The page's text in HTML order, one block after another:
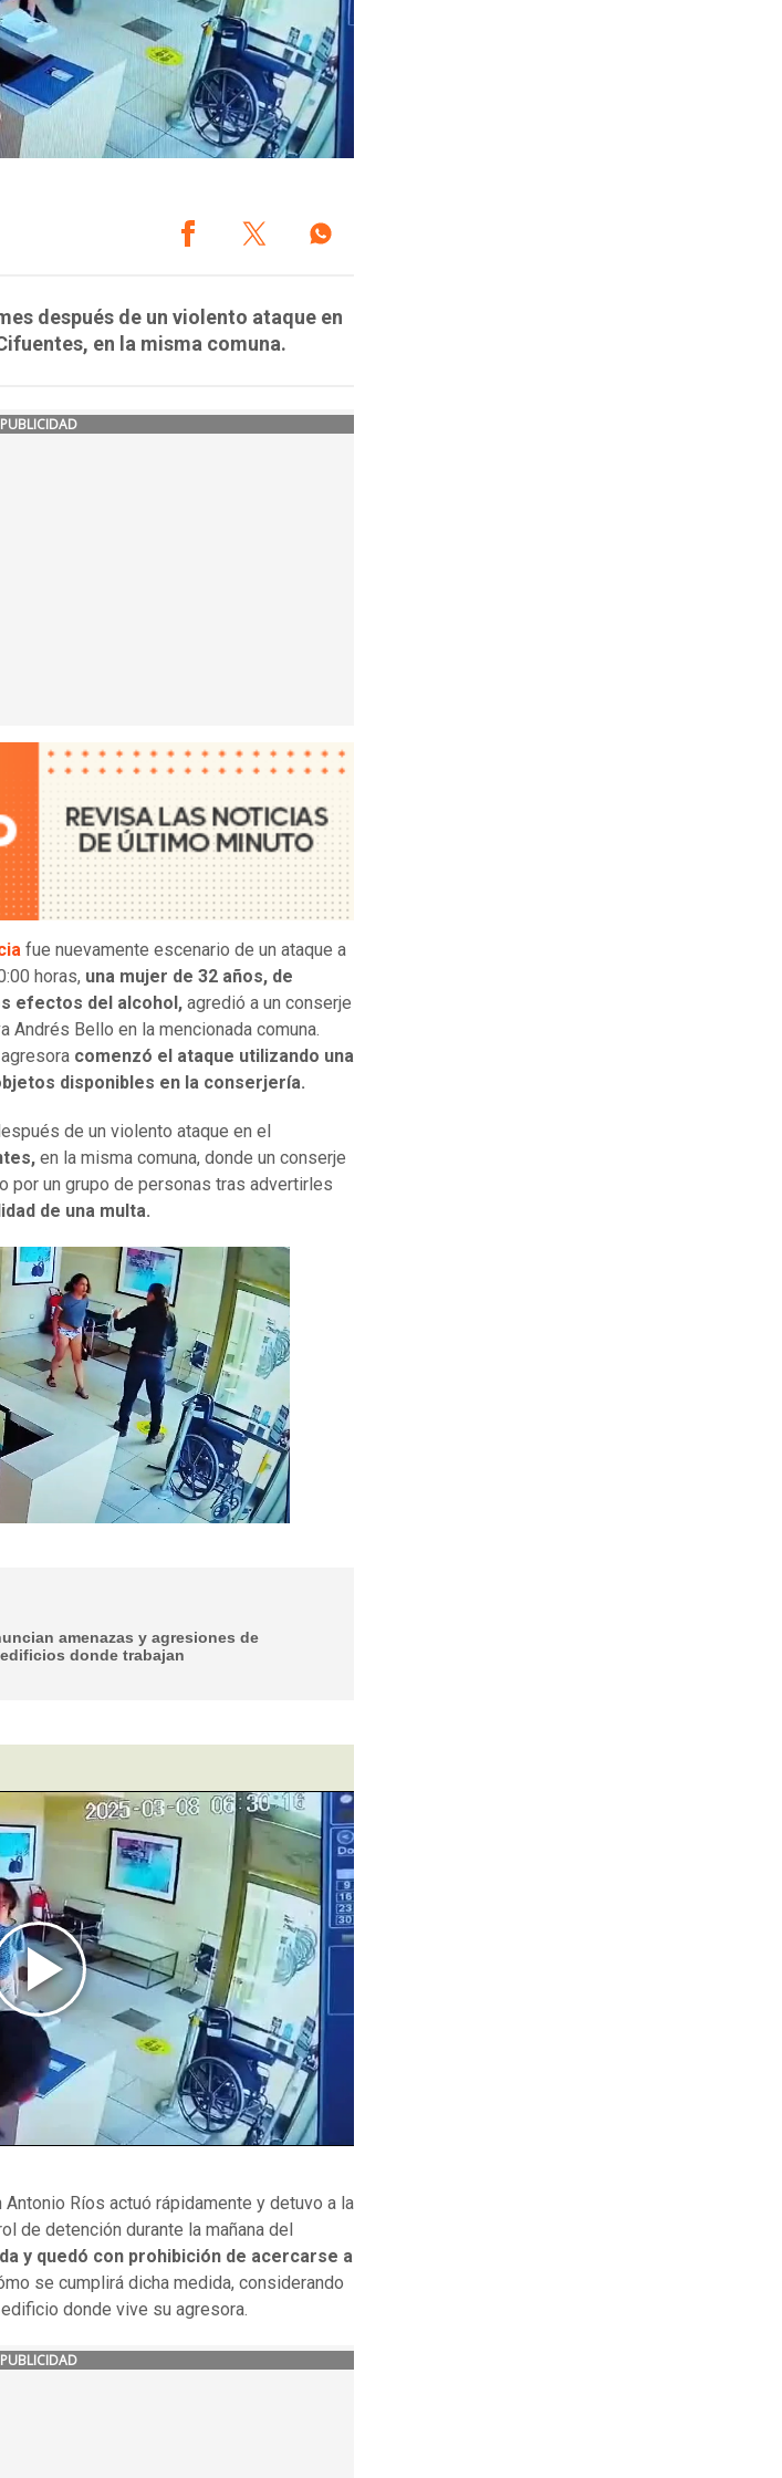
después de un violento ataque en
en la misma comuna.
PUBLICIDAD
fue nuevamente escenario de un ataque a
horas, una mujer de 32 años, de
efectos del alcohol, agredió a un conserje
Andrés Bello en la mencionada comuna.
comenzó el ataque utilizando una
disponibles en la conserjería.
de un violento ataque en el
en la misma comuna, donde un conserje
por un grupo de personas tras advertirles
de una multa.
amenazas y agresiones de
donde trabajan
Ríos actuó rápidamente y detuvo a la
de detención durante la mañana del
y quedó con prohibición de acercarse a
se cumplirá dicha medida, considerando
donde vive su agresora.
PUBLICIDAD